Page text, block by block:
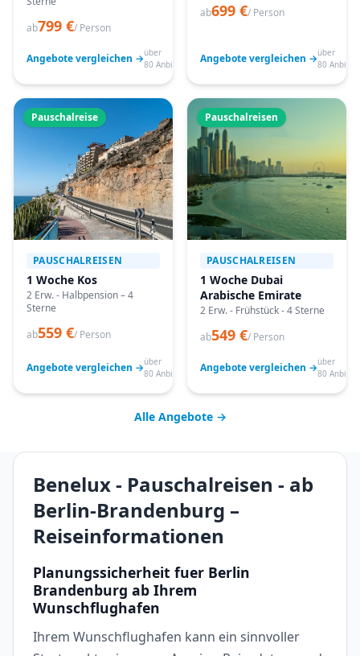
ab799 €/ Person
Angebote vergleichen →über
80 Anbieter
ab699 €/ Person
Angebote vergleichen →über
80
Pauschalreise
PAUSCHALREISEN
1 Woche Kos
2 Erw. - Halbpension – 4
Sterne
ab559 €/ Person
Angebote vergleichen →über
80 Anbieter
Pauschalreisen
PAUSCHALREISEN
1 Woche Dubai
Arabische Emirate
2 Erw. - Frühstück - 4 Sterne
ab549 €/ Person
Angebote vergleichen →über
80
Alle Angebote →
Benelux - Pauschalreisen - ab
Berlin-Brandenburg –
Reiseinformationen
Planungssicherheit fuer Berlin
Brandenburg ab Ihrem
Wunschflughafen
Ihrem Wunschflughafen kann ein sinnvoller